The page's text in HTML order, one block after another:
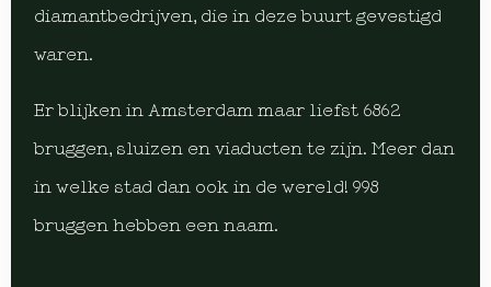
diamantbedrijven, die in deze buurt gevestigd
waren.
Er blijken in Amsterdam maar liefst 6862
bruggen, sluizen en viaducten te zijn. Meer dan
in welke stad dan ook in de wereld! 998
bruggen hebben een naam.